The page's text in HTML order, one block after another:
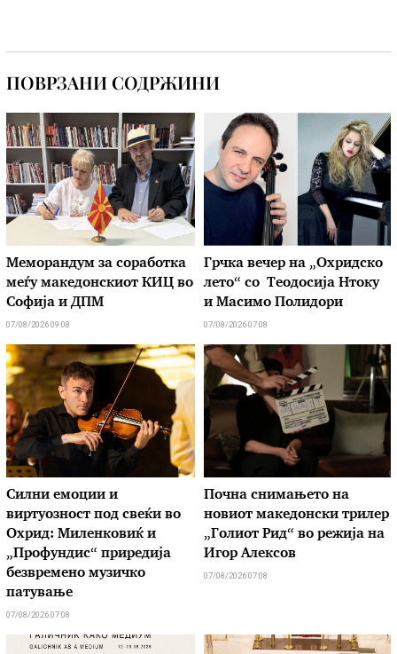
ПОВРЗАНИ СОДРЖИНИ
Меморандум за соработка
меѓу македонскиот КИЦ во
Софија и ДПМ
07/08/2026 09:08
Грчка вечер на „Охридско
лето“ со Теодосија Нтоку
и Масимо Полидори
07/08/2026 07:08
Силни емоции и
виртуозност под свеќи во
Охрид: Миленковиќ и
„Профундис“ приредија
безвремено музичко
патување
07/08/2026 07:08
Почна снимањето на
новиот македонски трилер
„Голиот Рид“ во режија на
Игор Алексов
07/08/2026 07:08